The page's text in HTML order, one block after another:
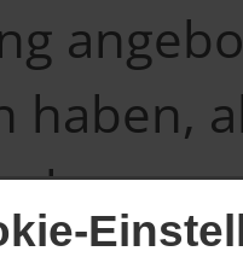
haben,